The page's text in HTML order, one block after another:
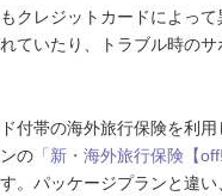
クレジットカードによっ
ていたり、トラブル時の
付帯の海外旅行保険を利
の 「新・海外旅行保険【
。パッケージプランと違